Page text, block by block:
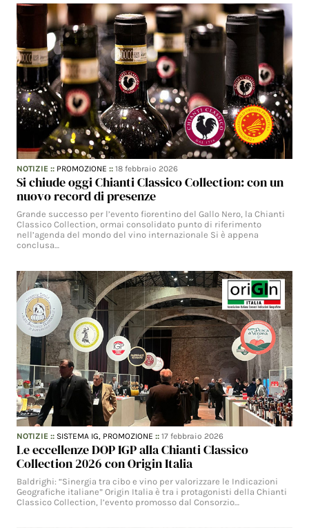
NOTIZIE :: PROMOZIONE ::18 febbraio 2026
Si chiude oggi Chianti Classico Collection: con un
nuovo record di presenze
Grande successo per l’evento fiorentino del Gallo Nero, la Chianti
Classico Collection, ormai consolidato punto di riferimento
nell’agenda del mondo del vino internazionale Si è appena
conclusa…
NOTIZIE :: SISTEMA IG, PROMOZIONE ::17 febbraio 2026
Le eccellenze DOP IGP alla Chianti Classico
Collection 2026 con Origin Italia
Baldrighi: “Sinergia tra cibo e vino per valorizzare le Indicazioni
Geografiche italiane” Origin Italia è tra i protagonisti della Chianti
Classico Collection, l’evento promosso dal Consorzio…